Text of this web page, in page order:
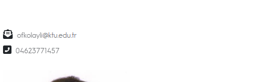
ofkolayli
04623771457